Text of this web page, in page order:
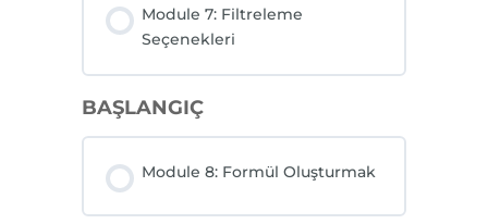
Module 7: Filtreleme
Seçenekleri
BAŞLANGIÇ
Module 8: Formül Oluşturmak